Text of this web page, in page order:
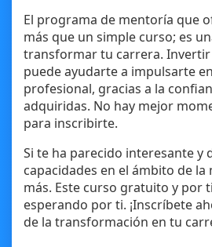
El programa de mentoría que
más que un simple curso; es
transformar tu carrera.
puede ayudarte a impulsarte
profesional, gracias a la
adquiridas. No hay mejor
para inscribirte.
Si te ha parecido interesante y
capacidades en el ámbito de
más. Este curso gratuito y por
esperando por ti. ¡Inscríbete
de la transformación en tu